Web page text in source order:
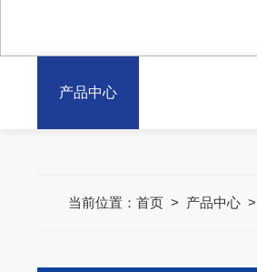
产品中心
当前位置： 首页> 产品中心>